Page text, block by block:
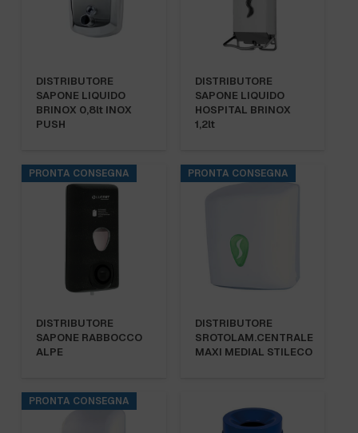
DISTRIBUTORE
SAPONE LIQUIDO
BRINOX 0,8lt INOX
PUSH
DISTRIBUTORE
SAPONE LIQUIDO
HOSPITAL BRINOX
1,2lt
PRONTA CONSEGNA
DISTRIBUTORE
SAPONE RABBOCCO
ALPE
PRONTA CONSEGNA
DISTRIBUTORE
SROTOLAM.CENTRALE
MAXI MEDIAL STILECO
PRONTA CONSEGNA